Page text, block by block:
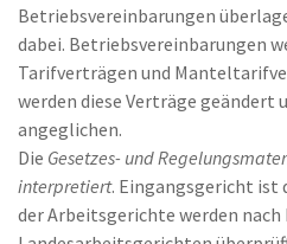
Betriebsvereinbarungen
dabei. Betriebsvereinbarungen
Tarifverträgen und
werden diese Verträge geändert
angeglichen.
Die Gesetzes- und
interpretiert. Eingangsgericht ist
der Arbeitsgerichte werden nach